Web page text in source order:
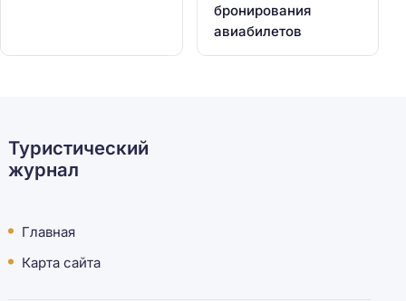
бронирования
авиабилетов
Туристический
журнал
Главная
Карта сайта